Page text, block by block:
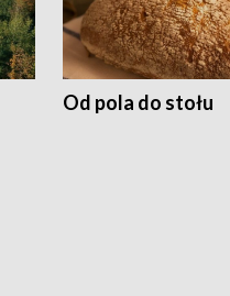
Od pola do stołu